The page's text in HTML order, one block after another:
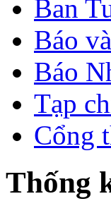
Ban
Báo
Báo
Tạp
Cổng
Thống